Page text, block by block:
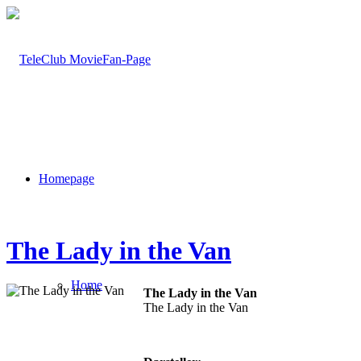
Homepage
Home
The Lady in the Van
The Lady in the Van
The Lady in the Van